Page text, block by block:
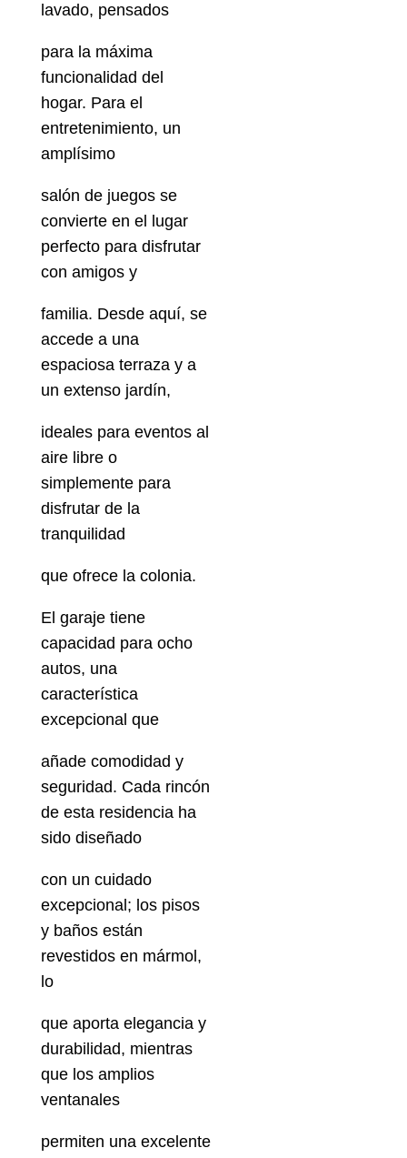
lavado, pensados
para la máxima
funcionalidad del
hogar. Para el
entretenimiento, un
amplísimo
salón de juegos se
convierte en el lugar
perfecto para disfrutar
con amigos y
familia. Desde aquí, se
accede a una
espaciosa terraza y a
un extenso jardín,
ideales para eventos al
aire libre o
simplemente para
disfrutar de la
tranquilidad
que ofrece la colonia.
El garaje tiene
capacidad para ocho
autos, una
característica
excepcional que
añade comodidad y
seguridad. Cada rincón
de esta residencia ha
sido diseñado
con un cuidado
excepcional; los pisos
y baños están
revestidos en mármol,
lo
que aporta elegancia y
durabilidad, mientras
que los amplios
ventanales
permiten una excelente